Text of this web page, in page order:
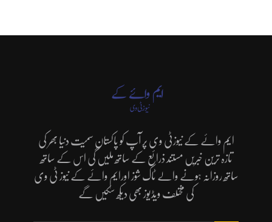
ایم وائے کے نیوزٹی وی پر آپ کو پاکستان سمیت دنیا بھر کی
تازہ ترین خبریں مستند ذرائع کے ساتھ ملیں گی اس کے ساتھ
ساتھ روزانہ ہونے والے ٹاک شوز اورایم وائے کے نیوز ٹی وی
کی مختلف ویڈیوز بھی دیکھ سکیں گے